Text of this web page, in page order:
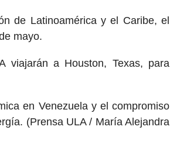
de Latinoamérica y el Caribe, el
mayo.
viajarán a Houston, Texas, para
en Venezuela y el compromiso
(Prensa ULA / María Alejandra